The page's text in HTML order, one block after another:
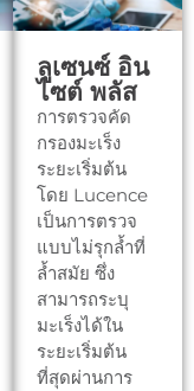
ลูเซนซ์ อิน
ไซต์ พลัส
การตรวจคัด
กรองมะเร็ง
ระยะเริ่มต้น
โดย Lucence
เป็นการตรวจ
แบบไม่รุกล้ำที่
ล้ำสมัย ซึ่ง
สามารถระบุ
มะเร็งได้ใน
ระยะเริ่มต้น
ที่สุดผ่านการ